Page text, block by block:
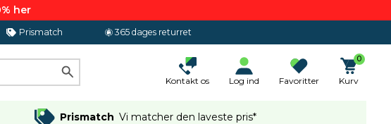
her
Prismatch 365 dages returret
Kontakt os Log ind Favoritter
0
Kurv
Prismatch Vi matcher den laveste pris*